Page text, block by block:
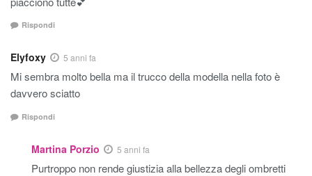
Rispondi
Elyfoxy 5 anni fa
Mi sembra molto bella ma il trucco della modella nella foto è
davvero sciatto
Rispondi
Martina Porzio 5 anni fa
Purtroppo non rende giustizia alla bellezza degli ombretti